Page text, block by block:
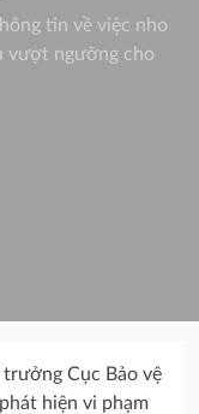
tin về việc nho
vượt ngưỡng cho
Cục Bảo vệ
hiện vi phạm